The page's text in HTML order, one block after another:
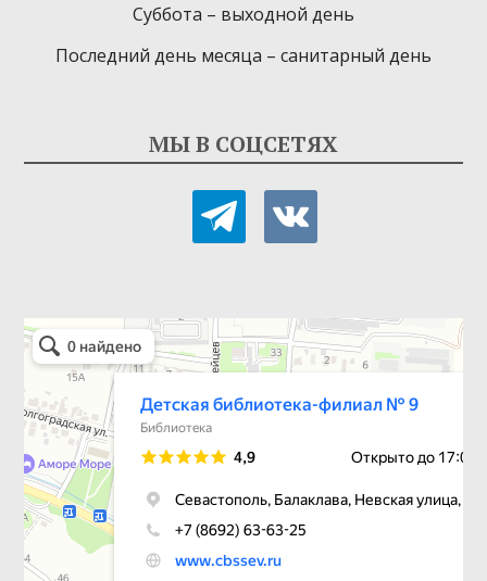
Суббота – выходной день
Последний день месяца – санитарный день
МЫ В СОЦСЕТЯХ
telegramvkontakte
Детская библиотека-филиал № 9
Библиотека в Севастополе